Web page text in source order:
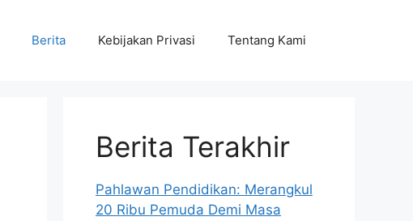
Berita Kebijakan Privasi Tentang Kami
Berita Terakhir
Pahlawan Pendidikan: Merangkul
20 Ribu Pemuda Demi Masa